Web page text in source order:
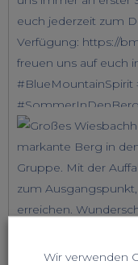
Wir verwenden